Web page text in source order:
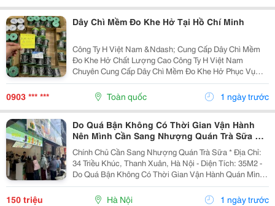
Dây Chì Mềm Đo Khe Hở Tại Hồ Chí Minh
Công Ty H Việt Nam &Ndash; Cung Cấp Dây Chì Mềm
Đo Khe Hở Chất Lượng Cao Công Ty H Việt Nam
Chuyên Cung Cấp Dây Chì Mềm Đo Khe Hở Phục Vụ
Ngành Cơ Khí, Sửa Chữa Máy Móc, Đóng Tàu Và Công
Nghiệp Kỹ Thuật. Thông Tin Sản Phẩm: ✅ Dây Chì Mềm
Độ Tinh...
0903 *** *** Toàn quốc 1 ngày trước
Do Quá Bận Không Có Thời Gian Vận Hành
Nên Mình Cần Sang Nhượng Quán Trà Sữa Tại
34 Triều Khúc, Hà Nội
Chính Chủ Cần Sang Nhượng Quán Trà Sữa * Địa Chỉ:
34 Triều Khúc, Thanh Xuân, Hà Nội - Diện Tích: 35M2 -
Do Quá Bận Không Có Thời Gian Vận Hành Quán Mình
Cần Sang Nhượng Lại Cho Bạn Nào Có Nhu Cầu Và
Đam Mê Kinh Doanh. - Quán Vẫn Đang Hoạt Động...
150 triệu Hà Nội 1 ngày trước